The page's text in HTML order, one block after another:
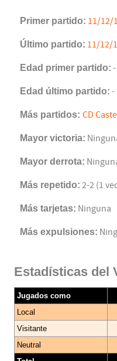
Primer partido: 11/12/
Último partido: 11/12/
Edad primer partido: -
Edad último partido: -
Más partidos: CD
Mayor victoria:
Mayor derrota:
Más repetido: 2-2 (1
Más tarjetas: Ninguna
Más expulsiones:
Estadísticas del
Jugados como
Local
Visitante
Neutral